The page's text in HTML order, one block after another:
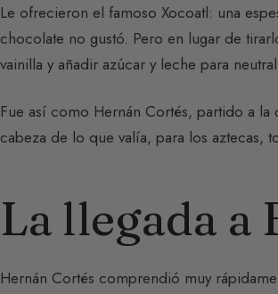
Le ofrecieron el famoso Xocoatl: una
chocolate no gustó. Pero en lugar de
vainilla y añadir azúcar y leche para
Fue así como Hernán Cortés, partido a
cabeza de lo que valía, para los aztecas,
La llegada a
Hernán Cortés comprendió muy